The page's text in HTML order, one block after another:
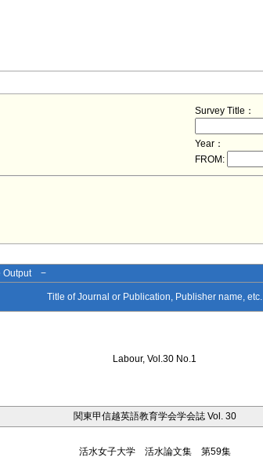
Survey Title：
Year：
FROM:
Output −
Title of Journal or Publication, Publisher name, etc.
Labour, Vol.30 No.1
関東甲信越英語教育学会学会誌 Vol. 30
活水女子大学 活水論文集 第59集